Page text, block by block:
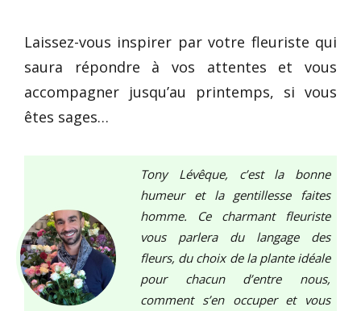
Laissez-vous inspirer par votre fleuriste qui
saura répondre à vos attentes et vous
accompagner jusqu’au printemps, si vous
êtes sages…
Tony Lévêque, c’est la bonne
humeur et la gentillesse faites
homme. Ce charmant fleuriste
vous parlera du langage des
fleurs, du choix de la plante idéale
pour chacun d’entre nous,
comment s’en occuper et vous